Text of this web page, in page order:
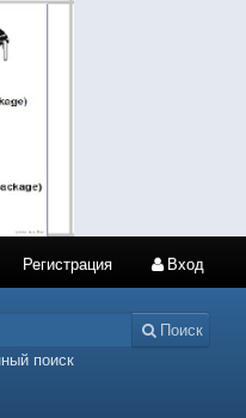
Регистрация Вход
Поиск
поиск